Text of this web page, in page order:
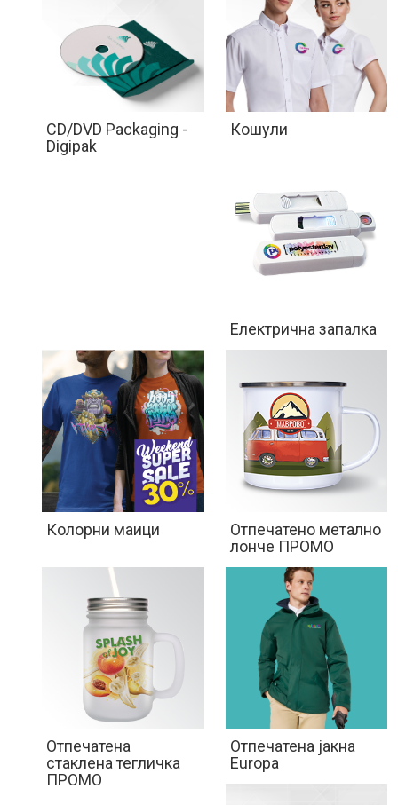
CD/DVD Packaging -
Digipak
Кошули
Електрична запалка
Колорни маици
Отпечатенo метално
лонче ПРОМО
Отпечатена
стаклена тегличка
ПРОМО
Отпечатена јакна
Europa